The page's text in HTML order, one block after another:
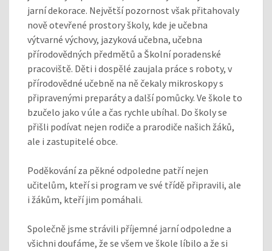
jarní dekorace. Největší pozornost však přitahovaly
nově otevřené prostory školy, kde je učebna
výtvarné výchovy, jazyková učebna, učebna
přírodovědných předmětů a Školní poradenské
pracoviště. Děti i dospělé zaujala práce s roboty, v
přírodovědné učebně na ně čekaly mikroskopy s
připravenými preparáty a další pomůcky. Ve škole to
bzučelo jako v úle a čas rychle ubíhal. Do školy se
přišli podívat nejen rodiče a prarodiče našich žáků,
ale i zastupitelé obce.
Poděkování za pěkné odpoledne patří nejen
učitelům, kteří si program ve své třídě připravili, ale
i žákům, kteří jim pomáhali.
Společně jsme strávili příjemné jarní odpoledne a
všichni doufáme, že se všem ve škole líbilo a že si